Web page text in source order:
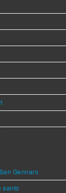
Gennaro
santo